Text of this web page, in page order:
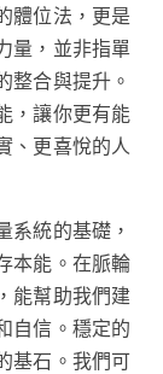
體位法，更是
量，並非指單
整合與提升。
，讓你更有能
、更喜悅的人
系統的基礎，
本能。在脈輪
能幫助我們建
自信。穩定的
基石。我們可